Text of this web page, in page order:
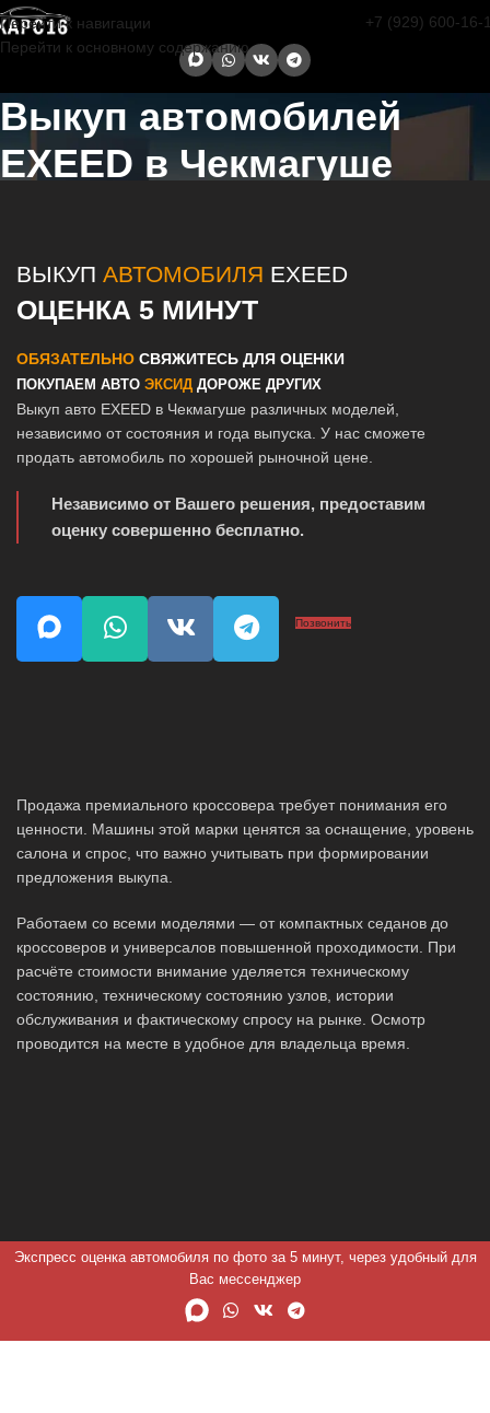
Перейти к навигации
Перейти к основному содержанию
+7 (929) 600-16-
Выкуп автомобилей
EXEED в Чекмагуше
ВЫКУП АВТОМОБИЛЯ EXEED
ОЦЕНКА 5 МИНУТ
ОБЯЗАТЕЛЬНО СВЯЖИТЕСЬ ДЛЯ ОЦЕНКИ
ПОКУПАЕМ АВТО ЭКСИД ДОРОЖЕ ДРУГИХ
Выкуп авто EXEED в Чекмагуше различных моделей,
независимо от состояния и года выпуска. У нас сможете
продать автомобиль по хорошей рыночной цене.
Независимо от Вашего решения, предоставим
оценку совершенно бесплатно.
Позвонить
Продажа премиального кроссовера требует понимания его
ценности. Машины этой марки ценятся за оснащение, уровень
салона и спрос, что важно учитывать при формировании
предложения выкупа.
Работаем со всеми моделями — от компактных седанов до
кроссоверов и универсалов повышенной проходимости. При
расчёте стоимости внимание уделяется техническому
состоянию, техническому состоянию узлов, истории
обслуживания и фактическому спросу на рынке. Осмотр
проводится на месте в удобное для владельца время.
Экспресс оценка автомобиля по фото за 5 минут, через удобный для
Вас мессенджер